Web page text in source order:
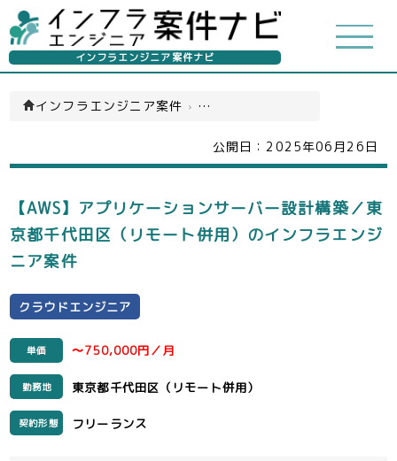
インフラエンジニア案件ナビ
インフラエンジニア案件 › クラウドエンジニア(一覧)
公開日： 2025年06月26日
【AWS】アプリケーションサーバー設計構築／東
京都千代田区（リモート併用）のインフラエンジ
ニア案件
クラウドエンジニア
単価 〜750,000円／月
勤務地 東京都千代田区（リモート併用）
契約形態 フリーランス